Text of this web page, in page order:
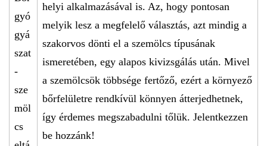
helyi alkalmazásával is. Az, hogy pontosan
melyik lesz a megfelelő választás, azt mindig a
szakorvos dönti el a szemölcs típusának
ismeretében, egy alapos kivizsgálás után. Mivel
a szemölcsök többsége fertőző, ezért a környező
bőrfelületre rendkívül könnyen átterjedhetnek,
így érdemes megszabadulni tőlük. Jelentkezzen
be hozzánk!